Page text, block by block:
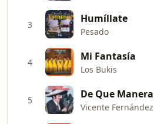
3 Humíllate
Pesado
4 Mi Fantasía
Los Bukis
5 De Que
Vicente Fernández